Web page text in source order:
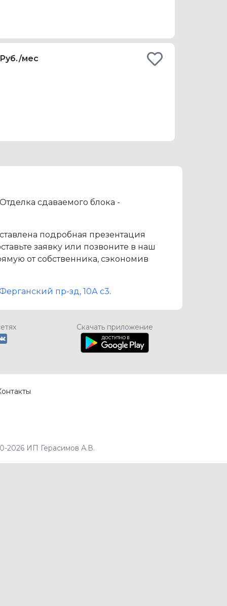
мес
сдаваемого блока -
подробная презентация
заявку или позвоните в наш
от собственника, сэкономив
пр-зд, 10А с3.
Скачать приложение
2026 ИП Герасимов А.В.